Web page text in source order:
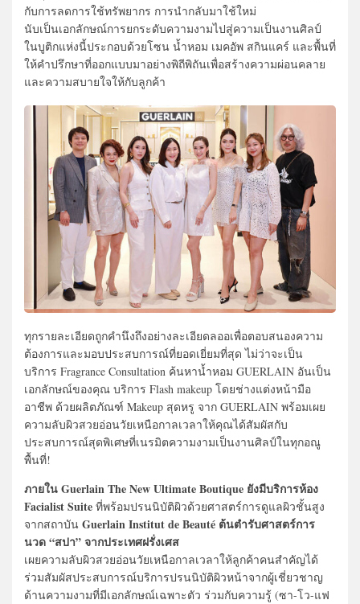
กับการลดการใช้ทรัพยากร การนำกลับมาใช้ใหม่
นับเป็นเอกลักษณ์การยกระดับความงามไปสู่ความเป็นงานศิลป์
ในบูติกแห่งนี้ประกอบด้วยโซน น้ำหอม เมคอัพ สกินแคร์ และพื้นที่
ให้คำปรึกษาที่ออกแบบมาอย่างพิถีพิถันเพื่อสร้างความผ่อนคลาย
และความสบายใจให้กับลูกค้า
ทุกรายละเอียดถูกคำนึงถึงอย่างละเอียดลออเพื่อตอบสนองความ
ต้องการและมอบประสบการณ์ที่ยอดเยี่ยมที่สุด ไม่ว่าจะเป็น
บริการ Fragrance Consultation ค้นหาน้ำหอม GUERLAIN อันเป็น
เอกลักษณ์ของคุณ บริการ Flash makeup โดยช่างแต่งหน้ามือ
อาชีพ ด้วยผลิตภัณฑ์ Makeup สุดหรู จาก GUERLAIN พร้อมเผย
ความลับผิวสวยอ่อนวัยเหนือกาลเวลาให้คุณได้สัมผัสกับ
ประสบการณ์สุดพิเศษที่เนรมิตความงามเป็นงานศิลป์ในทุกอณู
พื้นที่!
ภายใน Guerlain The New Ultimate Boutique ยังมีบริการห้อง
Facialist Suite ที่พร้อมปรนนิบัติผิวด้วยศาสตร์การดูแลผิวชั้นสูง
จากสถาบัน Guerlain Institut de Beauté ต้นตำรับศาสตร์การ
นวด “สปา” จากประเทศฝรั่งเศส
เผยความลับผิวสวยอ่อนวัยเหนือกาลเวลาให้ลูกค้าคนสำคัญได้
ร่วมสัมผัสประสบการณ์บริการปรนนิบัติผิวหน้าจากผู้เชี่ยวชาญ
ด้านความงามที่มีเอกลักษณ์เฉพาะตัว ร่วมกับความรู้ (ซา-โว-แฟ